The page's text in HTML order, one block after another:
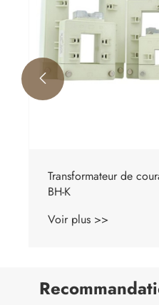
Transformateur de
BH-K
Voir plus >>
